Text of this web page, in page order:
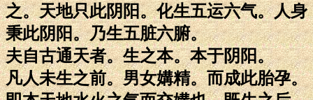
之。天地只此阴阳。化生五运六气。人身
秉此阴阳。乃生五脏六腑。
夫自古通天者。生之本。本于阴阳。
凡人未生之前。男女媾精。而成此胎孕。